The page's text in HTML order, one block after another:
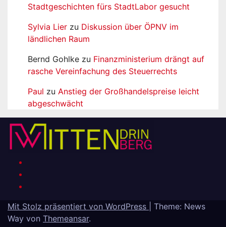
Stadtgeschichten fürs StadtLabor gesucht
Sylvia Lier zu Diskussion über ÖPNV im
ländlichen Raum
Bernd Gohlke zu Finanzministerium drängt auf
rasche Vereinfachung des Steuerrechts
Paul zu Anstieg der Großhandelspreise leicht
abgeschwächt
Mit Stolz präsentiert von WordPress
Theme: News
Way von Themeansar.